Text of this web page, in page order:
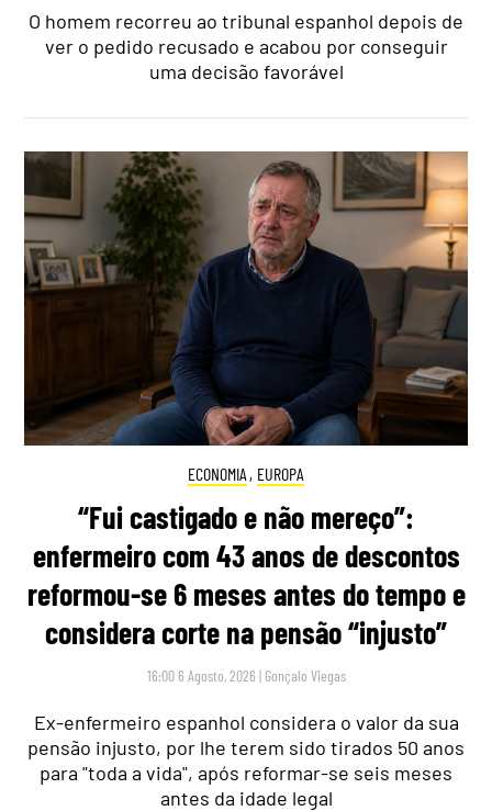
O homem recorreu ao tribunal espanhol depois de
ver o pedido recusado e acabou por conseguir
uma decisão favorável
ECONOMIA , EUROPA
“Fui castigado e não mereço”:
enfermeiro com 43 anos de descontos
reformou-se 6 meses antes do tempo e
considera corte na pensão “injusto”
16:00 6 Agosto, 2026 | Gonçalo Viegas
Ex-enfermeiro espanhol considera o valor da sua
pensão injusto, por lhe terem sido tirados 50 anos
para "toda a vida", após reformar-se seis meses
antes da idade legal